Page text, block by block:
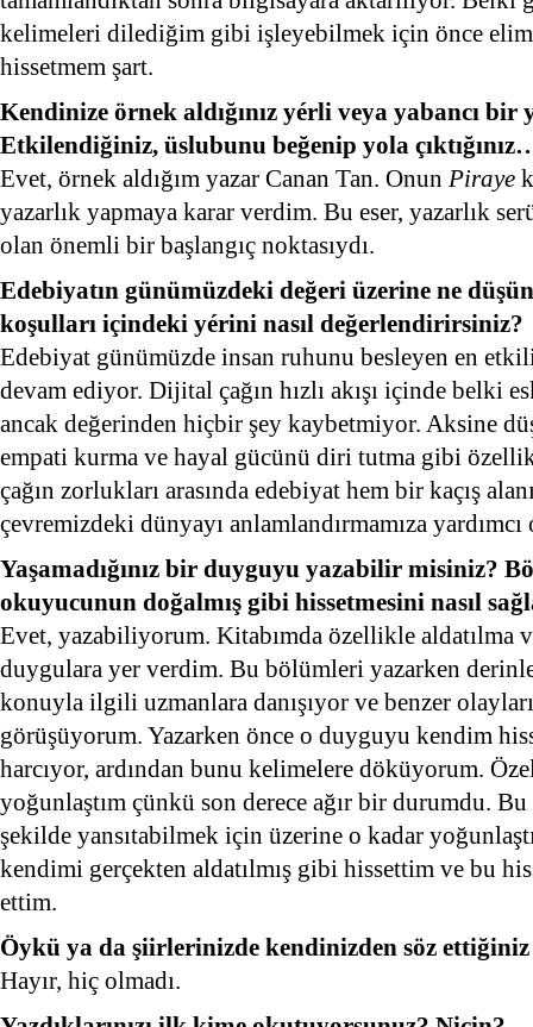
kelimeleri dilediğim gibi işleyebilmek için önce
hissetmem şart.
Kendinize örnek aldığınız yérli veya yabancı bir
Etkilendiğiniz, üslubunu beğenip yola
Evet, örnek aldığım yazar Canan Tan. Onun Piraye
yazarlık yapmaya karar verdim. Bu eser, yazarlık
olan önemli bir başlangıç noktasıydı.
Edebiyatın günümüzdeki değeri üzerine ne
koşulları içindeki yérini nasıl değerlendirirsiniz?
Edebiyat günümüzde insan ruhunu besleyen en
devam ediyor. Dijital çağın hızlı akışı içinde belki
ancak değerinden hiçbir şey kaybetmiyor. Aksine
empati kurma ve hayal gücünü diri tutma gibi
çağın zorlukları arasında edebiyat hem bir kaçış
çevremizdeki dünyayı anlamlandırmamıza
Yaşamadığınız bir duyguyu yazabilir misiniz?
okuyucunun doğalmış gibi hissetmesini nasıl
Evet, yazabiliyorum. Kitabımda özellikle aldatılma
duygulara yer verdim. Bu bölümleri yazarken
konuyla ilgili uzmanlara danışıyor ve benzer
görüşüyorum. Yazarken önce o duyguyu kendim
harcıyor, ardından bunu kelimelere döküyorum.
yoğunlaştım çünkü son derece ağır bir durumdu.
şekilde yansıtabilmek için üzerine o kadar
kendimi gerçekten aldatılmış gibi hissettim ve bu
ettim.
Öykü ya da şiirlerinizde kendinizden söz
Hayır, hiç olmadı.